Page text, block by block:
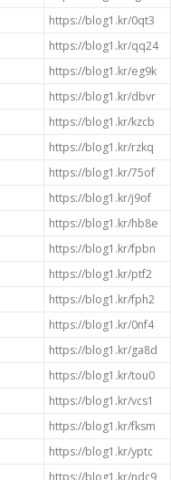
https://blog1.kr/0qt3
https://blog1.kr/qq24
https://blog1.kr/eg9k
https://blog1.kr/dbvr
https://blog1.kr/kzcb
https://blog1.kr/rzkq
https://blog1.kr/75of
https://blog1.kr/j9of
https://blog1.kr/hb8e
https://blog1.kr/fpbn
https://blog1.kr/ptf2
https://blog1.kr/fph2
https://blog1.kr/0nf4
https://blog1.kr/ga8d
https://blog1.kr/tou0
https://blog1.kr/vcs1
https://blog1.kr/fksm
https://blog1.kr/yptc